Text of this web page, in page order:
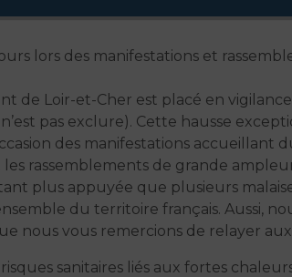
lors des manifestations et
de Loir-et-Cher est placé en
pas exclure). Cette hausse
des manifestations accueillant
rassemblements de grande
plus appuyée que plusieurs
du territoire français. Aussi,
nous vous remercions de relayer
sanitaires liés aux fortes